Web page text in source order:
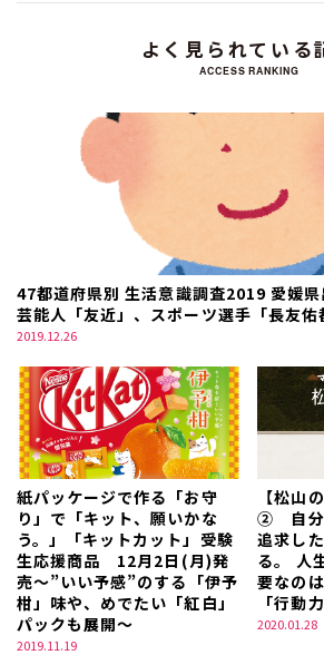
よく見られている
ACCESS RANKING
47都道府県別 生活意識調査2019 愛媛
芸能人「友近」、スポーツ選手「長友佑
2019.12.26
紙パッケージで作る「お守
り」で「キット、願いかな
う。」「キットカット」受験
生応援商品 12月2日(月)発
売～”いい予感”のする「伊予
柑」味や、めでたい「紅白」
パックも展開～
2019.11.19
【松山
② 自分
追求し
る。 人
要なの
「行動
2020.01.28